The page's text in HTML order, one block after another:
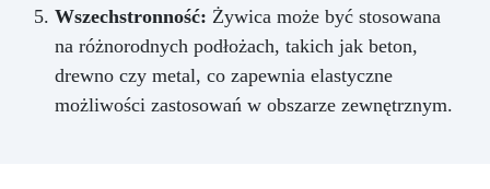
Wszechstronność: Żywica może być stosowana
na różnorodnych podłożach, takich jak beton,
drewno czy metal, co zapewnia elastyczne
możliwości zastosowań w obszarze zewnętrznym.